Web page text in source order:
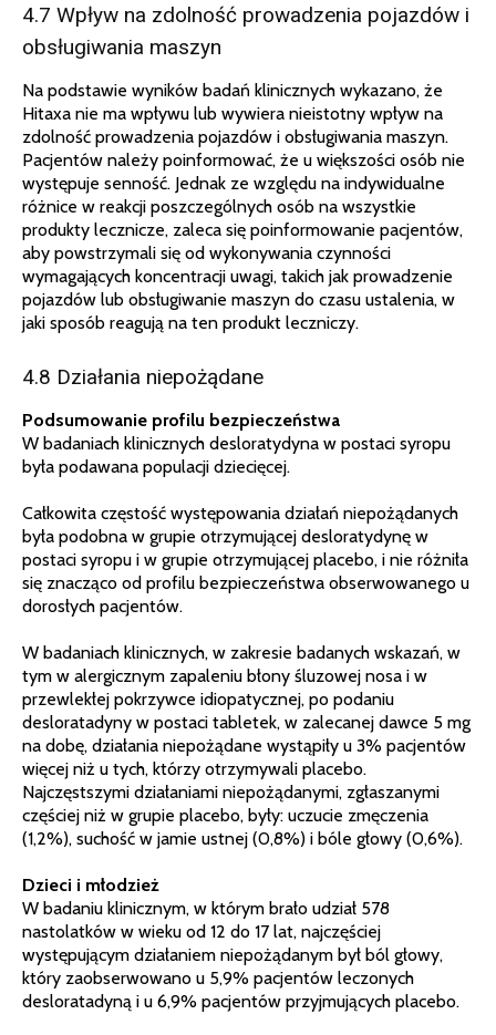
4.7 Wpływ na zdolność prowadzenia pojazdów i
obsługiwania maszyn
Na podstawie wyników badań klinicznych wykazano, że
Hitaxa nie ma wpływu lub wywiera nieistotny wpływ na
zdolność prowadzenia pojazdów i obsługiwania maszyn.
Pacjentów należy poinformować, że u większości osób nie
występuje senność. Jednak ze względu na indywidualne
różnice w reakcji poszczególnych osób na wszystkie
produkty lecznicze, zaleca się poinformowanie pacjentów,
aby powstrzymali się od wykonywania czynności
wymagających koncentracji uwagi, takich jak prowadzenie
pojazdów lub obsługiwanie maszyn do czasu ustalenia, w
jaki sposób reagują na ten produkt leczniczy.
4.8 Działania niepożądane
Podsumowanie profilu bezpieczeństwa
W badaniach klinicznych desloratydyna w postaci syropu
była podawana populacji dziecięcej.
Całkowita częstość występowania działań niepożądanych
była podobna w grupie otrzymującej desloratydynę w
postaci syropu i w grupie otrzymującej placebo, i nie różniła
się znacząco od profilu bezpieczeństwa obserwowanego u
dorosłych pacjentów.
W badaniach klinicznych, w zakresie badanych wskazań, w
tym w alergicznym zapaleniu błony śluzowej nosa i w
przewlekłej pokrzywce idiopatycznej, po podaniu
desloratadyny w postaci tabletek, w zalecanej dawce 5 mg
na dobę, działania niepożądane wystąpiły u 3% pacjentów
więcej niż u tych, którzy otrzymywali placebo.
Najczęstszymi działaniami niepożądanymi, zgłaszanymi
częściej niż w grupie placebo, były: uczucie zmęczenia
(1,2%), suchość w jamie ustnej (0,8%) i bóle głowy (0,6%).
Dzieci i młodzież
W badaniu klinicznym, w którym brało udział 578
nastolatków w wieku od 12 do 17 lat, najczęściej
występującym działaniem niepożądanym był ból głowy,
który zaobserwowano u 5,9% pacjentów leczonych
desloratadyną i u 6,9% pacjentów przyjmujących placebo.